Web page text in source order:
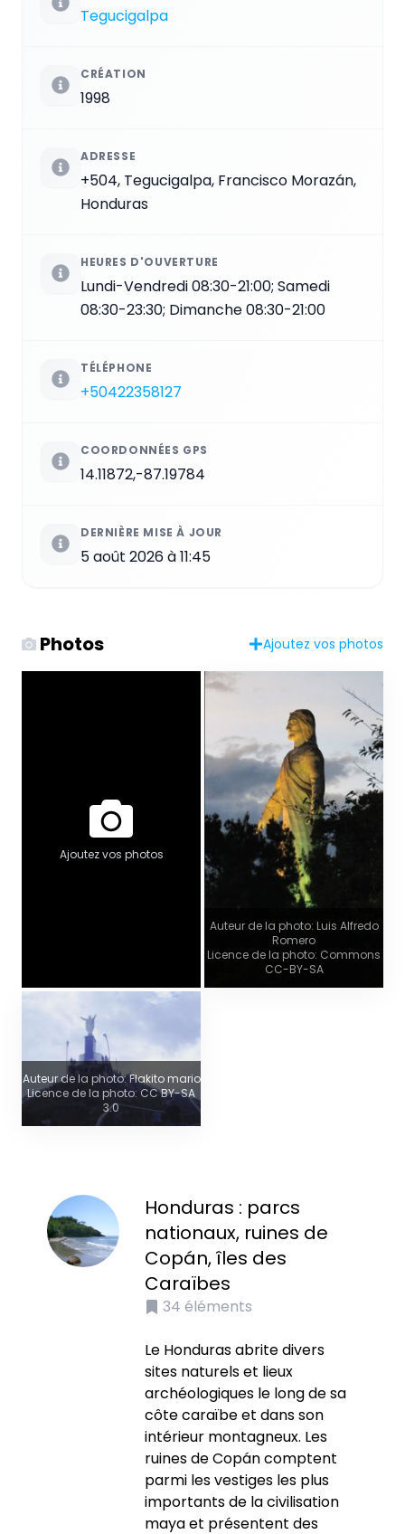
Tegucigalpa
CRÉATION
1998
ADRESSE
+504, Tegucigalpa, Francisco Morazán,
Honduras
HEURES D'OUVERTURE
Lundi-Vendredi 08:30-21:00; Samedi
08:30-23:30; Dimanche 08:30-21:00
TÉLÉPHONE
+50422358127
COORDONNÉES GPS
14.11872,-87.19784
DERNIÈRE MISE À JOUR
5 août 2026 à 11:45
Photos Ajoutez vos photos
Ajoutez vos photos
Auteur de la photo: Luis Alfredo
Romero
Licence de la photo: Commons
CC-BY-SA
Auteur de la photo: Flakito mario
Licence de la photo: CC BY-SA
3.0
Honduras : parcs
nationaux, ruines de
Copán, îles des
Caraïbes
34 éléments
Le Honduras abrite divers
sites naturels et lieux
archéologiques le long de sa
côte caraïbe et dans son
intérieur montagneux. Les
ruines de Copán comptent
parmi les vestiges les plus
importants de la civilisation
maya et présentent des